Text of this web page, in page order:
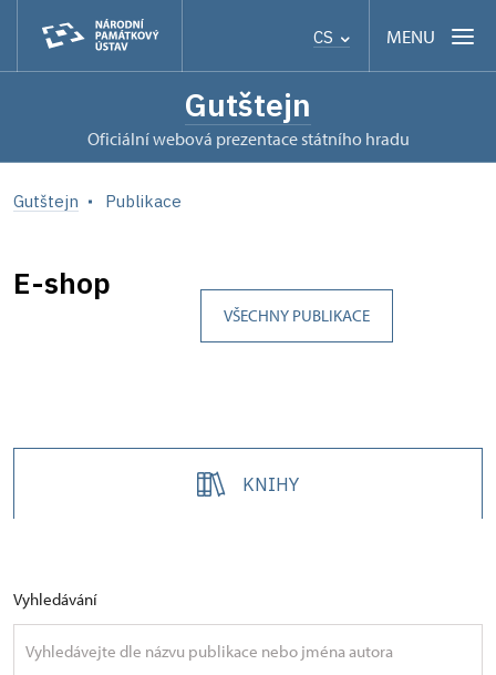
CS MENU
Gutštejn
oficiální webová prezentace státního hradu
Gutštejn Publikace
E-shop
VŠECHNY PUBLIKACE
KNIHY
Vyhledávání